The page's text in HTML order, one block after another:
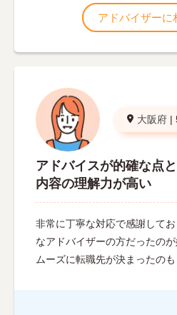
アドバイザーに
大阪府 |
アドバイスが的確な点
内容の理解力が高い
非常に丁寧な対応で感謝して
なアドバイザーの方だったの
ムーズに転職先が決まったのも